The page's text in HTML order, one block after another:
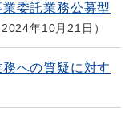
委託業務公募型
2024年10月21日
への質疑に対す